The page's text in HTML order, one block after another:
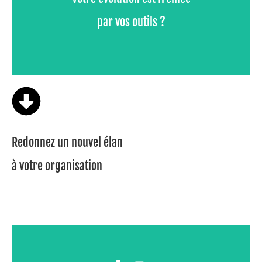
par vos outils ?
Redonnez un nouvel élan
à votre organisation